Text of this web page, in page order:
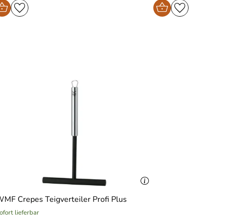
Crepes Teigverteiler Profi Plus
lieferbar